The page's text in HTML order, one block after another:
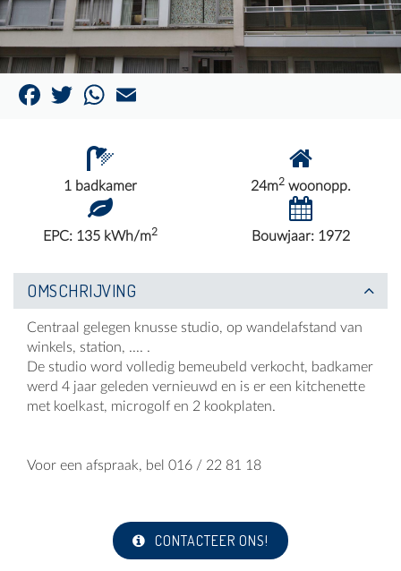
FacebookTwitterWhatsApp
1 badkamer 24m2 woonopp.
EPC: 135 kWh/m2 Bouwjaar: 1972
OMSCHRIJVING
Centraal gelegen knusse studio, op wandelafstand van
winkels, station, .... .
De studio word volledig bemeubeld verkocht, badkamer
werd 4 jaar geleden vernieuwd en is er een kitchenette
met koelkast, microgolf en 2 kookplaten.
Voor een afspraak, bel 016 / 22 81 18
CONTACTEER ONS!